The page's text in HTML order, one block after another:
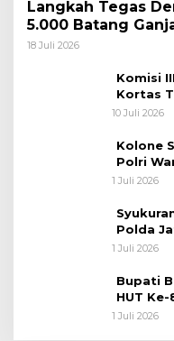
Langkah Tegas
5.000 Batang
Koops TNI Habema
18 Juli 2026
Komisi
Kortas
Korupsi
10 Juli 2026
Kolone
Polri
ke-80
1 Juli 2026
Polda
1 Juli 2026
Bupati
HUT
dan
1 Juli 2026